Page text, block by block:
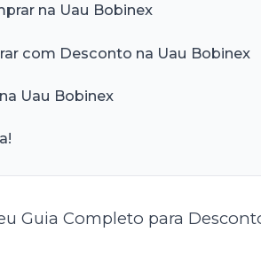
na Uau Bobinex
com Desconto na Uau Bobinex
Uau Bobinex
Guia Completo para